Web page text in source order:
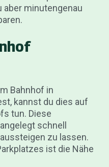
aber minutengenau
Bahnhof in
kannst du dies auf
tun. Diese
schnell
zu lassen.
ist die Nähe